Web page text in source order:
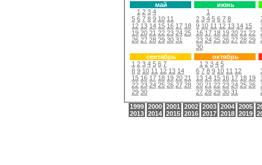
май
1 2 3 4
5 6 7 8 9 10 11
12 13 14 15 16 17 18
19 20 21 22 23 24 25
26 27 28 29 30 31
июнь
1
2 3 4 5 6 7 8
9 10 11 12 13 14 15
16 17 18 19 20 21 22
23 24 25 26 27 28 29
30
сентябрь
1 2 3 4 5 6 7
8 9 10 11 12 13 14
15 16 17 18 19 20 21
22 23 24 25 26 27 28
29 30
октябрь
1 2 3 4 5
6 7 8 9 10 11 12
13 14 15 16 17 18 19
20 21 22 23 24 25 26
27 28 29 30 31
1999 2000 2001 2002 2003 2004 2005
2013 2014 2015 2016 2017 2018 2019